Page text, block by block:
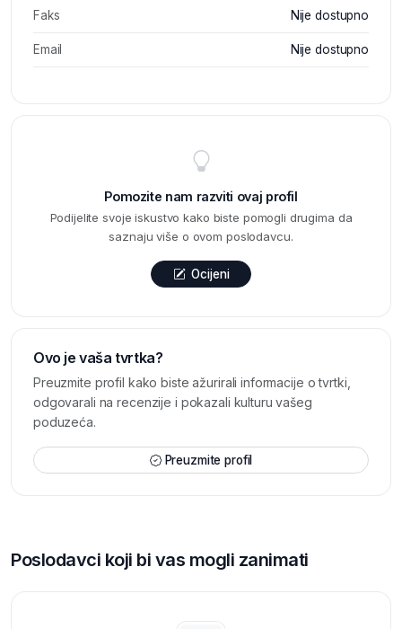
Faks Nije dostupno
Email Nije dostupno
Pomozite nam razviti ovaj profil
Podijelite svoje iskustvo kako biste pomogli drugima da
saznaju više o ovom poslodavcu.
Ocijeni
Ovo je vaša tvrtka?
Preuzmite profil kako biste ažurirali informacije o tvrtki,
odgovarali na recenzije i pokazali kulturu vašeg
poduzeća.
Preuzmite profil
Poslodavci koji bi vas mogli zanimati